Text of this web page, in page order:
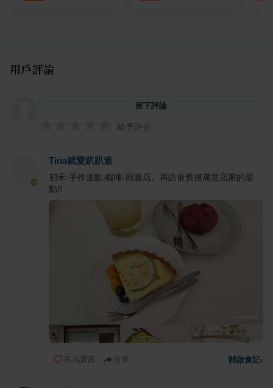
用戶評論
留下評論
給予評分
Tina就愛趴趴造
初禾-手作甜點‧咖啡-回嘉店。再訪依舊很滿意店家的甜
點!!
表示讚賞 分享 開啟食記›